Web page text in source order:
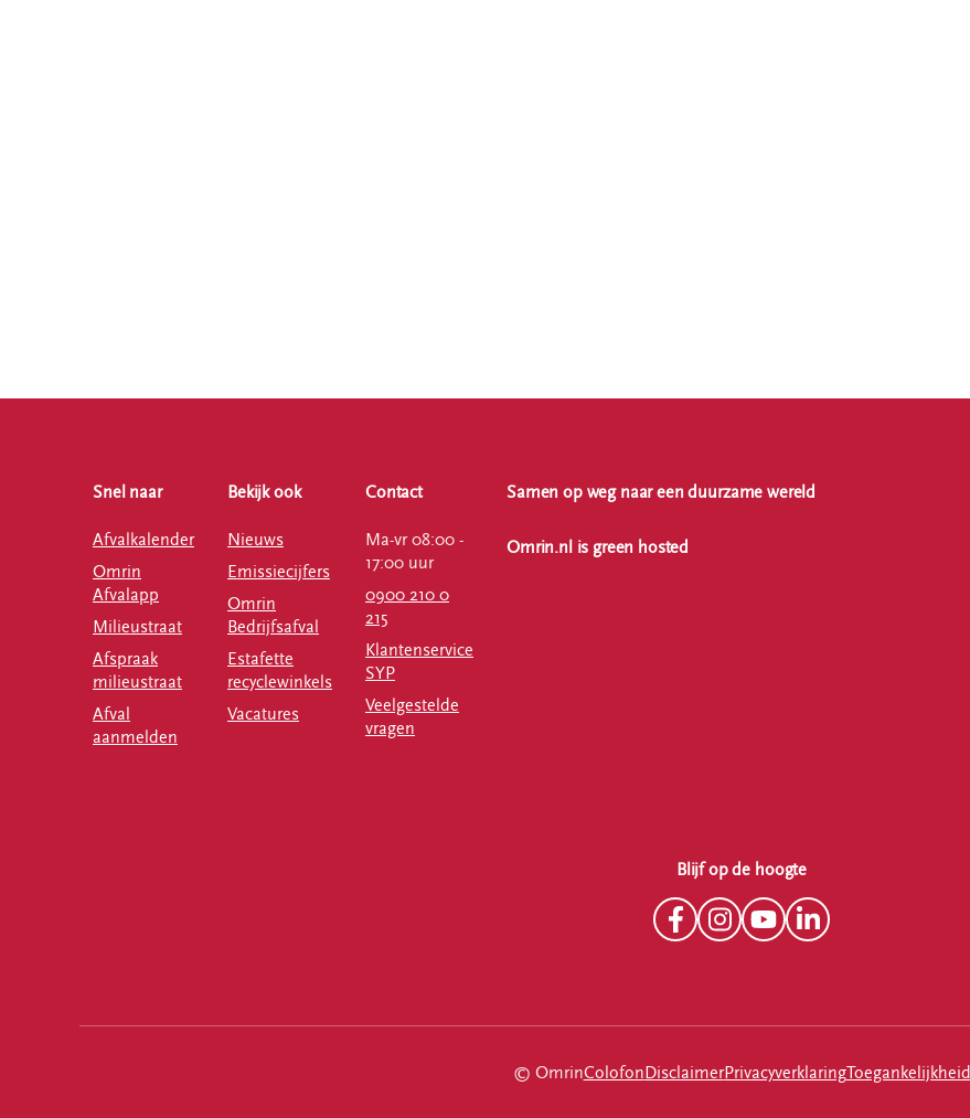
Snel naar
Afvalkalender
Omrin
Afvalapp
Milieustraat
Afspraak
milieustraat
Afval
aanmelden
Bekijk ook
Nieuws
Emissiecijfers
Omrin
Bedrijfsafval
Estafette
recyclewinkels
Vacatures
Contact
Ma-vr 08:00 -
17:00 uur
0900 210 0
215
Klantenservice
SYP
Veelgestelde
vragen
Samen op weg naar een duurzame wereld
Omrin.nl is green hosted
Blijf op de hoogte
© OmrinColofonDisclaimerPrivacyverklaringToegankelijkheid